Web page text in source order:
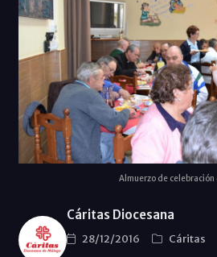
Almuerzo de celebración
Cáritas Diocesana
28/12/2016
Cáritas